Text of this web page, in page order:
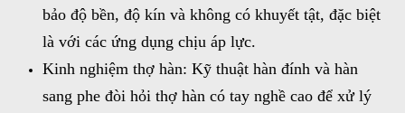
bảo độ bền, độ kín và không có khuyết tật, đặc biệt
là với các ứng dụng chịu áp lực.
Kinh nghiệm thợ hàn: Kỹ thuật hàn đính và hàn
sang phe đòi hỏi thợ hàn có tay nghề cao để xử lý